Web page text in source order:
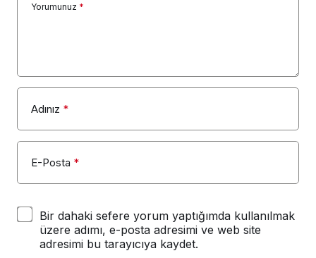
Yorumunuz *
Adınız *
E-Posta *
Bir dahaki sefere yorum yaptığımda kullanılmak
üzere adımı, e-posta adresimi ve web site
adresimi bu tarayıcıya kaydet.